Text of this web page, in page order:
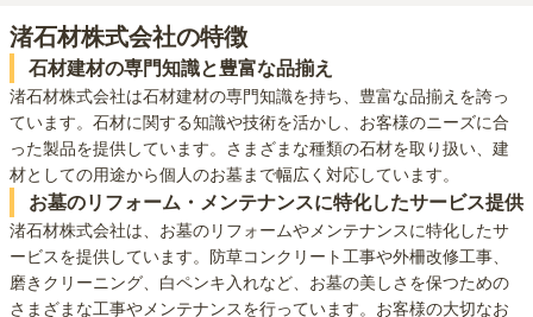
渚石材株式会社の特徴
石材建材の専門知識と豊富な品揃え
渚石材株式会社は石材建材の専門知識を持ち、豊富な品揃えを誇っ
ています。石材に関する知識や技術を活かし、お客様のニーズに合
った製品を提供しています。さまざまな種類の石材を取り扱い、建
材としての用途から個人のお墓まで幅広く対応しています。
お墓のリフォーム・メンテナンスに特化したサービス提供
渚石材株式会社は、お墓のリフォームやメンテナンスに特化したサ
ービスを提供しています。防草コンクリート工事や外柵改修工事、
磨きクリーニング、白ペンキ入れなど、お墓の美しさを保つための
さまざまな工事やメンテナンスを行っています。お客様の大切なお